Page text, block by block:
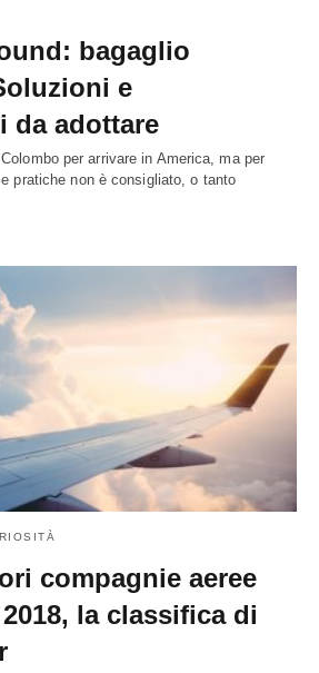
bagaglio
e
da adottare
per arrivare in America, ma per
pratiche non è consigliato, o tanto
compagnie aeree
la classifica di